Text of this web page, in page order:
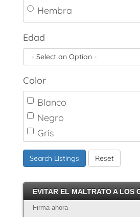
Hembra
Edad
Color
Blanco
Negro
Gris
Marrón
Canela
Crema
Atigrado
Search Listings Reset
EVITAR EL MALTRATO A LOS
Firma ahora